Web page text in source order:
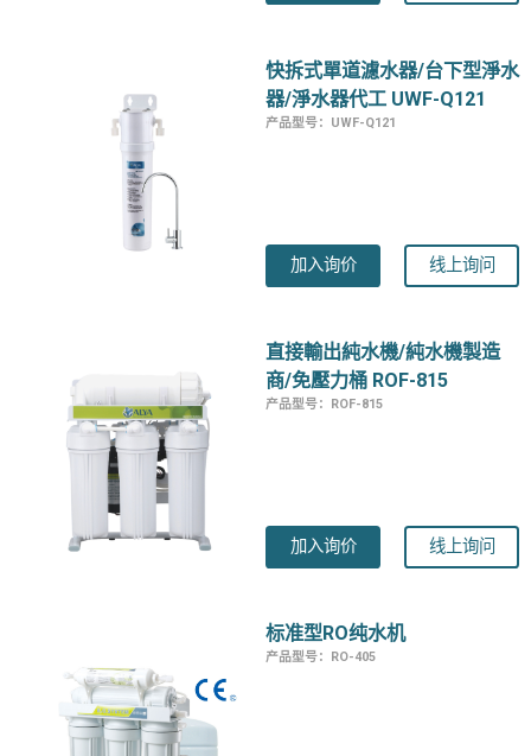
快拆式單道濾水器/台下型淨水
器/淨水器代工 UWF-Q121
产品型号：UWF-Q121
加入询价 线上询问
直接輸出純水機/純水機製造
商/免壓力桶 ROF-815
产品型号：ROF-815
加入询价 线上询问
标准型RO纯水机
产品型号：RO-405